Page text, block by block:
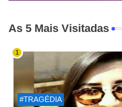
As 5 Mais Visitadas
#TRAGÉDIA